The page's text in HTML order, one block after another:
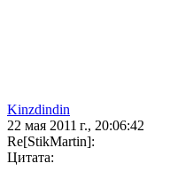
Kinzdindin
22 мая 2011 г., 20:06:42
Re[StikMartin]:
Цитата: